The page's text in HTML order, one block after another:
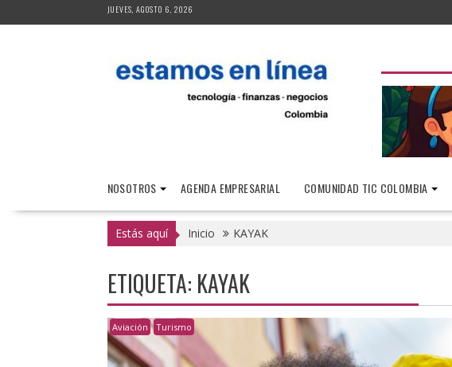
al
JUEVES, AGOSTO 6, 2026
NOSOTROS AGENDA EMPRESARIAL COMUNIDAD TIC COLOMBIA
Estás aquí Inicio KAYAK
ETIQUETA: KAYAK
Aviación Turismo